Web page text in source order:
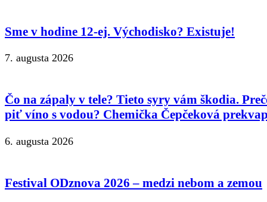
Sme v hodine 12-ej. Východisko? Existuje!
7. augusta 2026
Čo na zápaly v tele? Tieto syry vám škodia.
piť víno s vodou? Chemička Čepčeková
6. augusta 2026
Festival ODznova 2026 – medzi nebom a zemou